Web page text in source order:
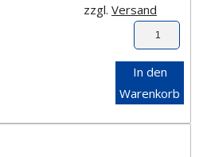
zzgl. Versand
In den
Warenkorb